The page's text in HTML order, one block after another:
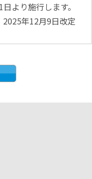
より施行します。
2025年12月9日改定